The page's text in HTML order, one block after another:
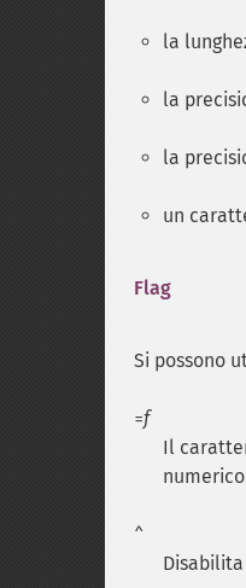
la
la
la
un
Flag
Si possono
=f
Il
^